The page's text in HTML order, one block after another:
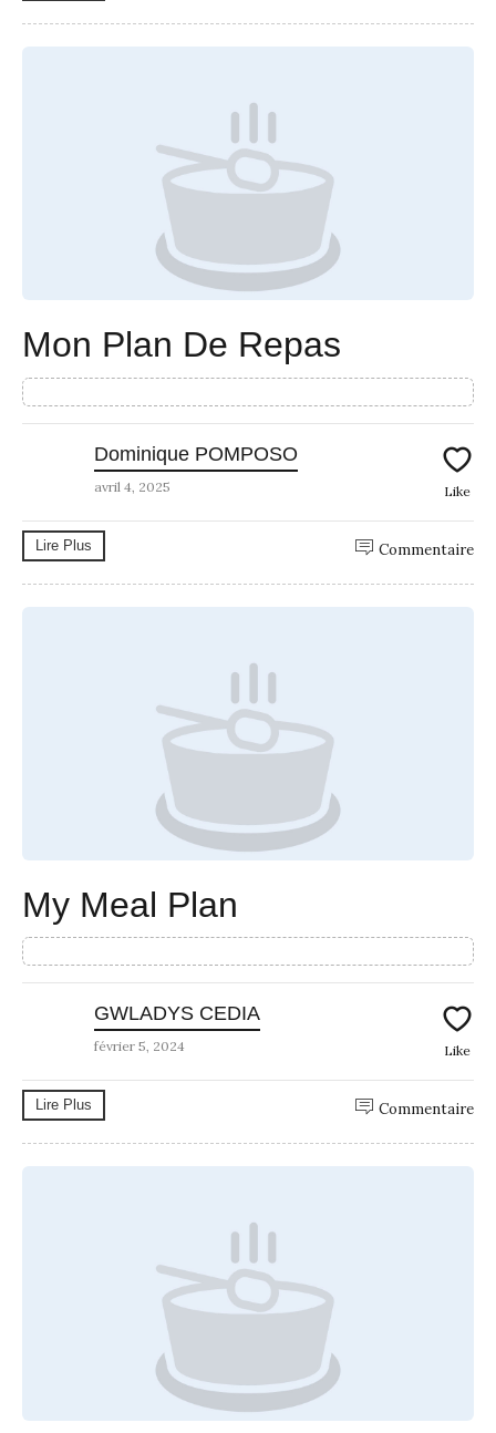
Mon Plan De Repas
Dominique POMPOSO
avril 4, 2025 Like
Lire Plus Commentaire
My Meal Plan
GWLADYS CEDIA
février 5, 2024 Like
Lire Plus Commentaire